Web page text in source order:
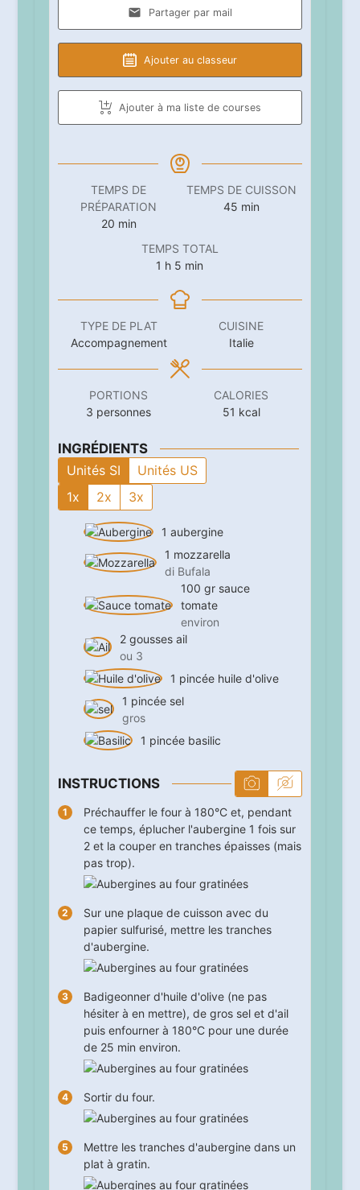
Partager par mail
Ajouter au classeur
Ajouter à ma liste de courses
TEMPS DE
PRÉPARATION
20minutes
min
TEMPS DE CUISSON
45minutes
min
TEMPS TOTAL
1 heure
h 5 minutes
min
TYPE DE PLAT
Accompagnement
CUISINE
Italie
PORTIONS
3 personnes
CALORIES
51 kcal
INGRÉDIENTS
Unités SI
Unités US
1x
2x 3x
1 aubergine
1 mozzarella
di Bufala
100 gr sauce
tomate
environ
2 gousses ail
ou 3
1 pincée huile d'olive
1 pincée sel
gros
1 pincée basilic
INSTRUCTIONS
Préchauffer le four à 180°C et, pendant
ce temps, éplucher l'aubergine 1 fois sur
2 et la couper en tranches épaisses (mais
pas trop).
Sur une plaque de cuisson avec du
papier sulfurisé, mettre les tranches
d'aubergine.
Badigeonner d'huile d'olive (ne pas
hésiter à en mettre), de gros sel et d'ail
puis enfourner à 180°C pour une durée
de 25 min environ.
Sortir du four.
Mettre les tranches d'aubergine dans un
plat à gratin.